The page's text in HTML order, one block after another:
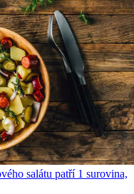
salátu patří 1 surovina,